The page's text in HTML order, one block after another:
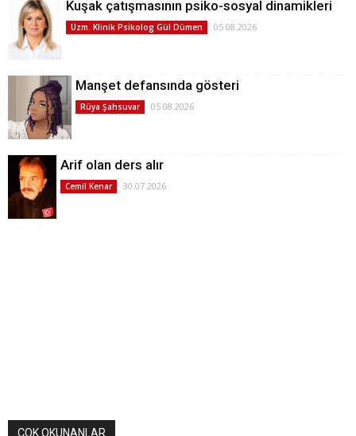
Kuşak çatışmasının psiko-sosyal dinamikleri
Uzm. Klinik Psikolog Gül Dümen 05.08.2026
Manşet defansında gösteri
Rüya Şahsuvar 05.08.2026
Arif olan ders alır
Cemil Kenar 30.07.2026
ÇOK OKUNANLAR